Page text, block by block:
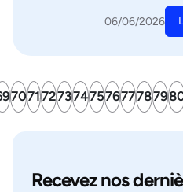
06/06/2026
70717273747576777879
Recevez nos